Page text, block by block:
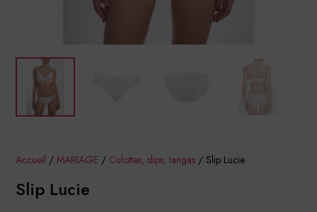
Accueil / MARIAGE / Culottes, slips, tangas / Slip Lucie
Slip Lucie